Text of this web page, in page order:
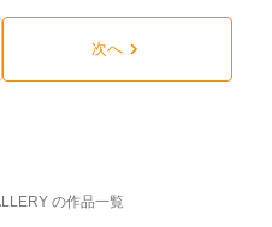
次へ
の作品一覧